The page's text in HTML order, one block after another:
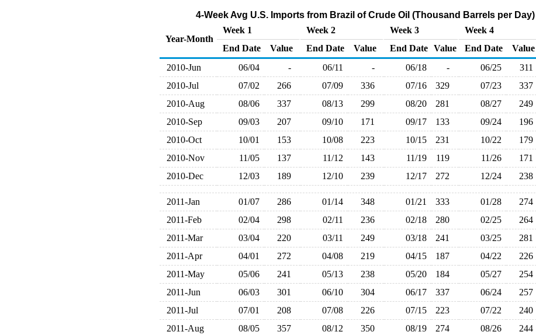
4-Week Avg U.S. Imports from Brazil of Crude Oil (Thousand Barrels per Day)
Year-Month
Week 1 Week 2 Week 3 Week 4
End Date
Value End Date Value End Date Value End Date Value
2010-Jun
06/04 - 06/11 - 06/18 - 06/25
311
2010-Jul
07/02 266 07/09 336 07/16 329 07/23 337
2010-Aug
08/06 337 08/13 299 08/20 281 08/27
249
2010-Sep
09/03 207 09/10 171 09/17 133 09/24
196
2010-Oct
10/01 153 10/08 223 10/15 231 10/22 179
2010-Nov
11/05 137 11/12 143 11/19 119 11/26
171
2010-Dec
12/03 189 12/10 239 12/17 272 12/24 238
2011-Jan 01/07 286 01/14 348 01/21 333 01/28
274
2011-Feb
02/04 298 02/11 236 02/18 280 02/25
264
2011-Mar
03/04 220 03/11 249 03/18 241 03/25
281
2011-Apr
04/01 272 04/08 219 04/15 187 04/22 226
2011-May
05/06 241 05/13 238 05/20 184 05/27
254
2011-Jun
06/03 301 06/10 304 06/17 337 06/24
257
2011-Jul
07/01 208 07/08 226 07/15 223 07/22 240
2011-Aug
08/05 357 08/12 350 08/19 274 08/26
244